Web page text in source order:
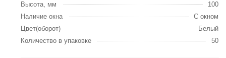
Высота, мм
100
Наличие окна
С окном
Цвет(оборот)
Белый
Количество в упаковке
50